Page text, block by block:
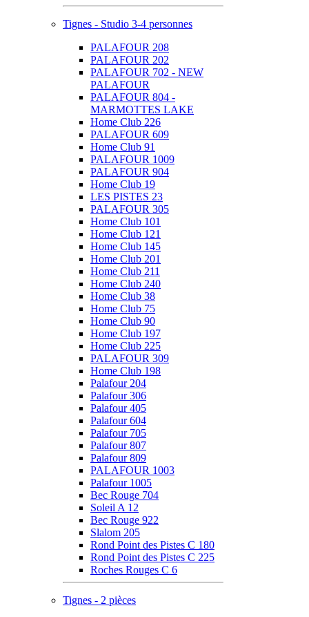
Tignes - Studio 3-4 personnes
PALAFOUR 208
PALAFOUR 202
PALAFOUR 702 - NEW
PALAFOUR
PALAFOUR 804 -
MARMOTTES LAKE
Home Club 226
PALAFOUR 609
Home Club 91
PALAFOUR 1009
PALAFOUR 904
Home Club 19
LES PISTES 23
PALAFOUR 305
Home Club 101
Home Club 121
Home Club 145
Home Club 201
Home Club 211
Home Club 240
Home Club 38
Home Club 75
Home Club 90
Home Club 197
Home Club 225
PALAFOUR 309
Home Club 198
Palafour 204
Palafour 306
Palafour 405
Palafour 604
Palafour 705
Palafour 807
Palafour 809
PALAFOUR 1003
Palafour 1005
Bec Rouge 704
Soleil A 12
Bec Rouge 922
Slalom 205
Rond Point des Pistes C 180
Rond Point des Pistes C 225
Roches Rouges C 6
Tignes - 2 pièces